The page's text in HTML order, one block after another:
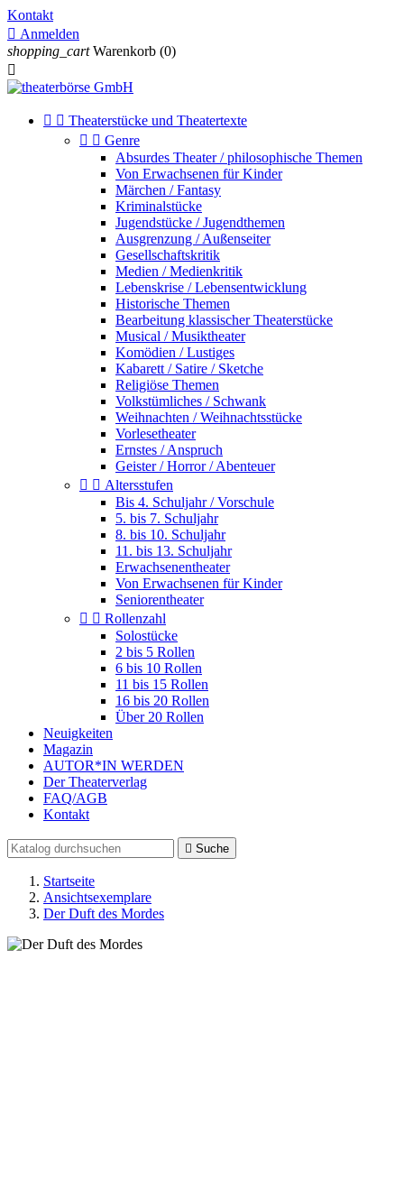
Kontakt
 Anmelden
shopping_cart Warenkorb (0)

  Theaterstücke und Theatertexte
  Genre
Absurdes Theater / philosophische Themen
Von Erwachsenen für Kinder
Märchen / Fantasy
Kriminalstücke
Jugendstücke / Jugendthemen
Ausgrenzung / Außenseiter
Gesellschaftskritik
Medien / Medienkritik
Lebenskrise / Lebensentwicklung
Historische Themen
Bearbeitung klassischer Theaterstücke
Musical / Musiktheater
Komödien / Lustiges
Kabarett / Satire / Sketche
Religiöse Themen
Volkstümliches / Schwank
Weihnachten / Weihnachtsstücke
Vorlesetheater
Ernstes / Anspruch
Geister / Horror / Abenteuer
  Altersstufen
Bis 4. Schuljahr / Vorschule
5. bis 7. Schuljahr
8. bis 10. Schuljahr
11. bis 13. Schuljahr
Erwachsenentheater
Von Erwachsenen für Kinder
Seniorentheater
  Rollenzahl
Solostücke
2 bis 5 Rollen
6 bis 10 Rollen
11 bis 15 Rollen
16 bis 20 Rollen
Über 20 Rollen
Neuigkeiten
Magazin
AUTOR*IN WERDEN
Der Theaterverlag
FAQ/AGB
Kontakt
 Suche
Startseite
Ansichtsexemplare
Der Duft des Mordes